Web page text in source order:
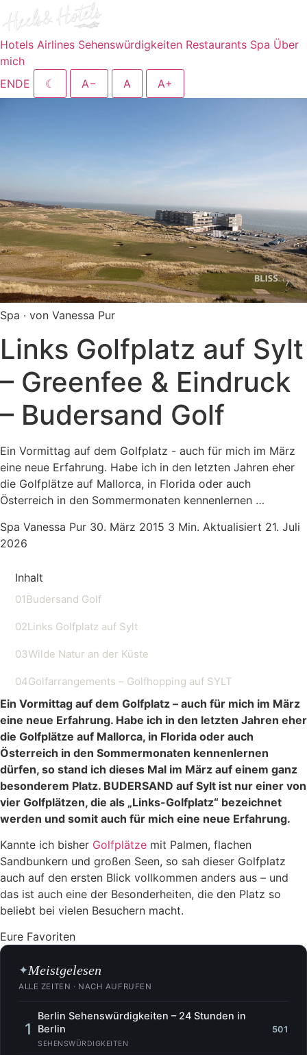
Hotels Airlines Sehenswürdigkeiten Restaurants Spa Über
mich
ENDE ☾ A− A A+
Spa · von Vanessa Pur
Links Golfplatz auf Sylt
– Greenfee & Eindruck
– Budersand Golf
Ein Vormittag auf dem Golfplatz - auch für mich im März
eine neue Erfahrung. Habe ich in den letzten Jahren eher
die Golfplätze auf Mallorca, in Florida oder auch
Österreich in den Sommermonaten kennenlernen …
Spa Vanessa Pur 30. März 2015 3 Min. Aktualisiert 21. Juli
2026
Inhalt
01Budersand Golf
02Links Golfplatz auf Sylt
03Wilde Natur an der Küste
04Golfarrangements – Golfhopping auf SYLT
Ein Vormittag auf dem Golfplatz – auch für mich im März
eine neue Erfahrung. Habe ich in den letzten Jahren eher
die Golfplätze auf Mallorca, in Florida oder auch
Österreich in den Sommermonaten kennenlernen
dürfen, so stand ich dieses Mal im März auf einem ganz
besonderem Platz. BUDERSAND auf Sylt ist nur einer von
vier Golfplätzen, die als „Links-Golfplatz“ bezeichnet
werden und somit auch für mich eine neue Erfahrung.
Kannte ich bisher Golfplätze mit Palmen, flachen
Sandbunkern und großen Seen, so sah dieser Golfplatz
auch auf den ersten Blick vollkommen anders aus – und
das ist auch eine der Besonderheiten, die den Platz so
beliebt bei vielen Besuchern macht.
Eure Favoriten
✦Meistgelesen
ALLE ZEITEN · NACH AUFRUFEN
1
Berlin Sehenswürdigkeiten – 24 Stunden in
Berlin
SEHENSWÜRDIGKEITEN
501